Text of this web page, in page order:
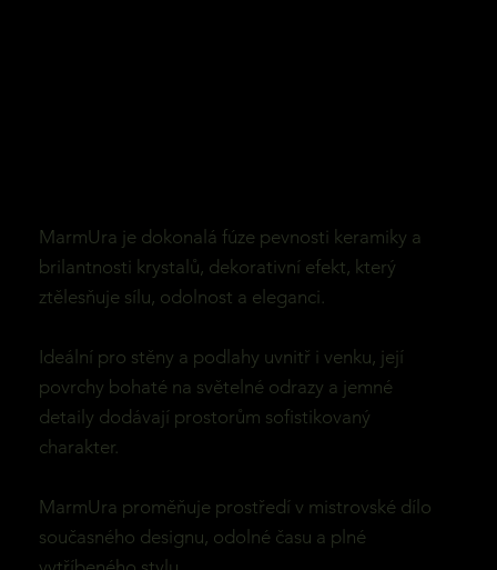
MarmUra je dokonalá fúze pevnosti keramiky a
brilantnosti krystalů, dekorativní efekt, který
ztělesňuje sílu, odolnost a eleganci.
Ideální pro stěny a podlahy uvnitř i venku, její
povrchy bohaté na světelné odrazy a jemné
detaily dodávají prostorům sofistikovaný
charakter.
MarmUra proměňuje prostředí v mistrovské dílo
současného designu, odolné času a plné